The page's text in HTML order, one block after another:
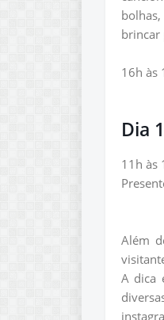
brincar
16h às
Dia
11h às
Além
A dica